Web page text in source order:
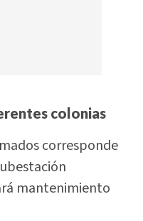
colonias
corresponde
mantenimiento